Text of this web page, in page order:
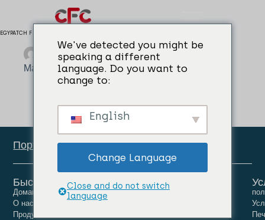
EGYPATCH F
admin
01/04/2024
Материал для ремонта
Портал сотрудников
Быстрые ссылки
Домашняя страница
О нас
Продукты
Люди
Новости
Карьера
We've detected you might be
speaking a different
language. Do you want to
change to:
English
Change Language
Close and do not switch
language